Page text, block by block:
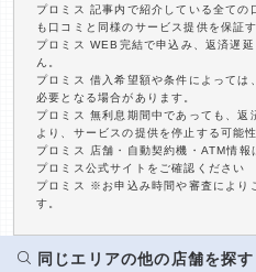
プロミス 記事内で紹介している全ての
も口コミと同様のサービス提供を保証
プロミス WEB完結で申込み、返済遅
ん。
プロミス 借入希望額や条件によっては
必要となる場合があります。
プロミス 無利息期間中であっても、返
より、サービスの提供を停止する可能
プロミス 店舗・自動契約機・ATM情
プロミス公式サイトをご確認ください
プロミス ※お申込み時間や審査により
す。
同じエリアの他の店舗を探す